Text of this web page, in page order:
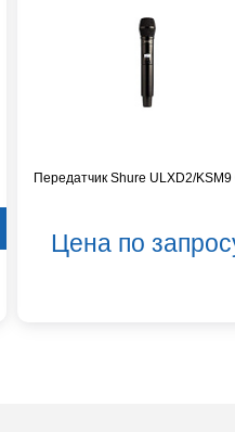
Передатчик Shure ULXD2/KSM9
Цена по